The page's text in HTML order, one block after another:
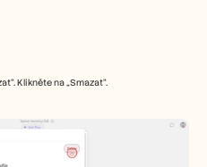
Klikněte na „Smazat“.